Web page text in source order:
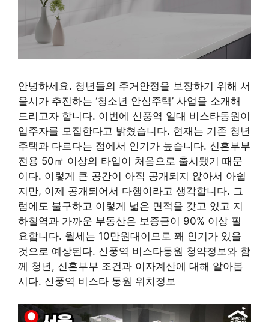
안녕하세요. 청년들의 주거안정을 보장하기 위해 서
울시가 추진하는 ‘청소년 안심주택’ 사업을 소개해
드리고자 합니다. 이번에 신풍역 일대 비스타동원이
입주자를 모집한다고 밝혔습니다. 현재는 기존 청년
주택과 다르다는 점에서 인기가 높습니다. 신혼부부
전용 50㎡ 이상의 타입이 처음으로 출시됐기 때문
이다. 이렇게 큰 공간이 아직 공개되지 않아서 아쉽
지만, 이제 공개되어서 다행이라고 생각합니다. 그
럼에도 불구하고 이렇게 넓은 면적을 갖고 있고 지
하철역과 가까운 부동산은 보증금이 90% 이상 필
요합니다. 월세는 10만원대이므로 꽤 인기가 있을
것으로 예상된다. 신풍역 비스타동원 청약정보와 함
께 청년, 신혼부부 조건과 이자계산에 대해 알아봅
시다. 신풍역 비스타 동원 위치정보